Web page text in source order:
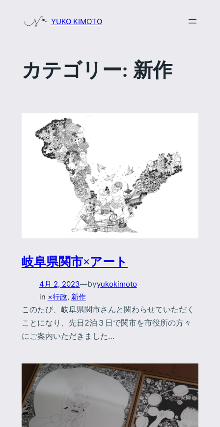
YUKO KIMOTO
カテゴリー: 新作
岐阜県関市×アート
4月 2, 2023—byyukokimoto
in ×行政, 新作
このたび、岐阜県関市さんと関わらせていただく
ことになり、先日2泊３日で関市を市役所の方々
にご案内いただきました…